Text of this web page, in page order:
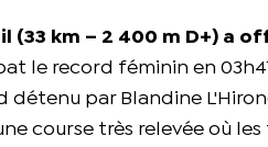
(33 km – 2 400 m D+) a
le record féminin en
par Blandine
course très relevée où